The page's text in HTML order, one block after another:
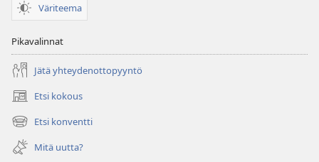
Väriteema
Pikavalinnat
Jätä yhteydenottopyyntö
Etsi kokous
(avaa
uuden
ikkunan)
Etsi konventti
(avaa
uuden
ikkunan)
Mitä uutta?